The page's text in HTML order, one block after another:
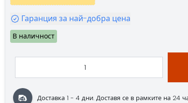
Гаранция за най-добра цена
В наличност
Доставка 1 - 4 дни.Доставя се в рамките на 24